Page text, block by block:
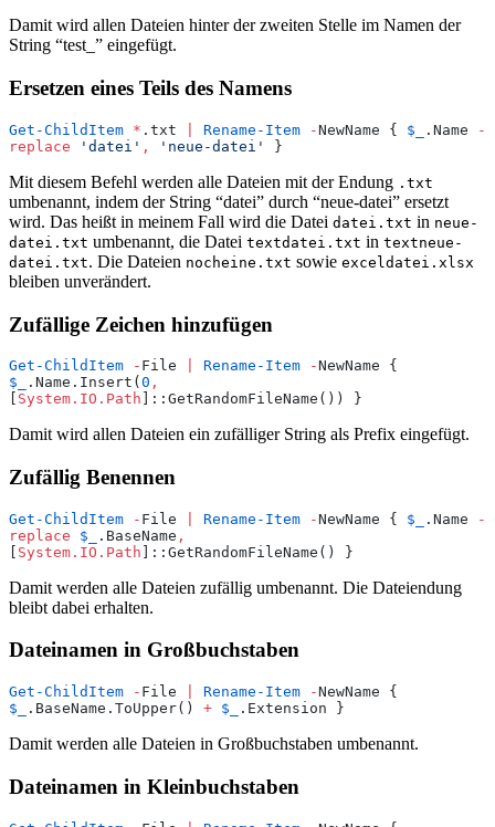
Damit wird allen Dateien hinter der zweiten Stelle im Namen der
String “test_” eingefügt.
Ersetzen eines Teils des Namens
Get-ChildItem * .txt Rename-Item -NewName { $_ .Name
-
replace ' datei ' , ' neue-datei ' }
Mit diesem Befehl werden alle Dateien mit der Endung .txt
umbenannt, indem der String “datei” durch “neue-datei” ersetzt
wird. Das heißt in meinem Fall wird die Datei datei.txt in neue-
datei.txt umbenannt, die Datei textdatei.txt in textneue-
datei.txt. Die Dateien nocheine.txt sowie exceldatei.xlsx
bleiben unverändert.
Zufällige Zeichen hinzufügen
Get-ChildItem - File Rename-Item -
$_
.Name.Insert( 0 ,
System.IO.Path ]::GetRandomFileName()) }
Damit wird allen Dateien ein zufälliger String als Prefix eingefügt.
Zufällig Benennen
Get-ChildItem - File Rename-Item -NewName { $_ .Name
-
replace $_ .BaseName ,
[ System.IO.Path ]::GetRandomFileName() }
Damit werden alle Dateien zufällig umbenannt. Die Dateiendung
bleibt dabei erhalten.
Dateinamen in Großbuchstaben
Get-ChildItem - File Rename-Item -
$_
.BaseName.ToUpper() + $_ .Extension }
Damit werden alle Dateien in Großbuchstaben umbenannt.
Dateinamen in Kleinbuchstaben